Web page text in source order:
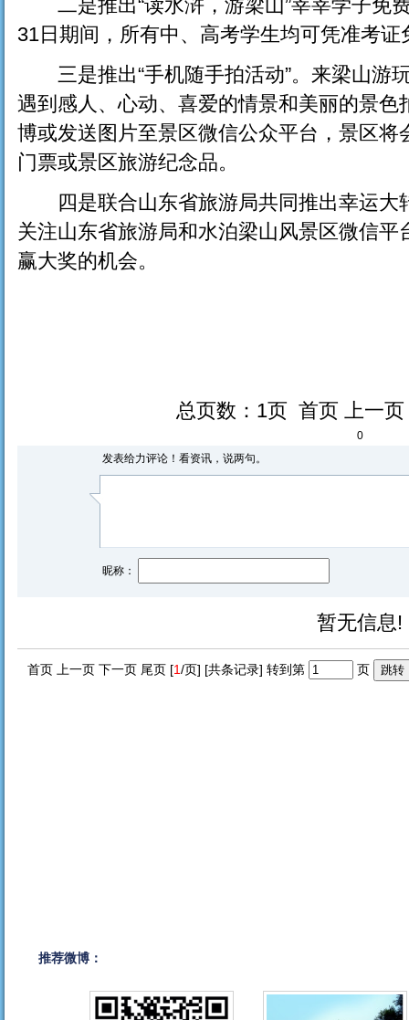
二是推出“读水浒，游梁山”莘莘学子免
31日期间，所有中、高考学生均可凭准考证
三是推出“手机随手拍活动”。来梁山游
遇到感人、心动、喜爱的情景和美丽的景
博或发送图片至景区微信公众平台，景区
门票或景区旅游纪念品。
四是联合山东省旅游局共同推出幸运大
关注山东省旅游局和水泊梁山风景区微信
赢大奖的机会。
总页数：1页 首页 上一页
0
发表给力评论！看资讯，说两句。
昵称：
暂无信息!
首页 上一页 下一页 尾页 [1/页] [共条记录] 转到第 页
推荐微博：